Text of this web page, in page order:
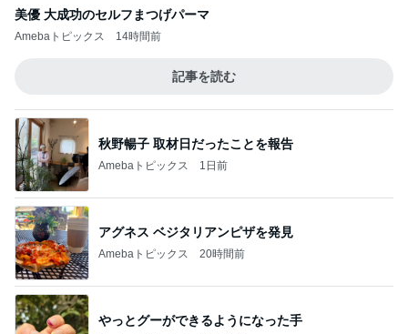
美優 大成功のセルフまつげパーマ
Amebaトピックス 14時間前
記事を読む
秋野暢子 取材日だったことを報告
Amebaトピックス 1日前
アグネス ベジタリアンピザを発見
Amebaトピックス 20時間前
やっとグーができるようになった手